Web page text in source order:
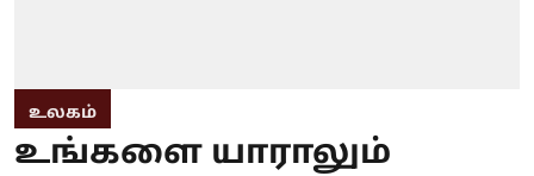
உலகம்
உங்களை யாராலும்